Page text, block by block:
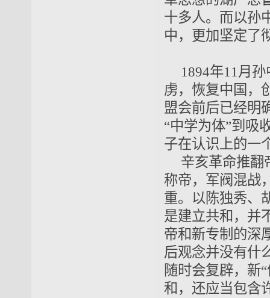
十多人。而以孙
中，更加坚定了
1894年11月
虏，恢复中国，
盟会前后已经明
“中学为体”到 吸
子在认识 上的一
辛亥革命推翻
称帝，军阀混战
重。以陈独秀、
是建立共和，并
帝和新专制的深
后观念并没有什
随时会复辟，新
和，还应当包含